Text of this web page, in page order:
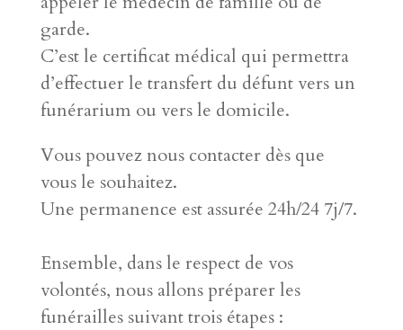
garde.
C’est le certificat médical qui permettra
d’effectuer le transfert du défunt vers un
funérarium ou vers le domicile.
Vous pouvez nous contacter dès que
vous le souhaitez.
Une permanence est assurée 24h/24 7j/7.
Ensemble, dans le respect de vos
volontés, nous allons préparer les
funérailles suivant trois étapes :